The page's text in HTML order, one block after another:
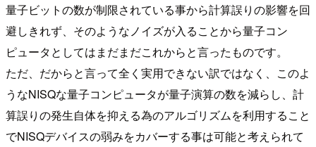
量子ビットの数が制限されている事から計算誤りの影響を回
避しきれず、そのようなノイズが入ることから量子コン
ピュータとしてはまだまだこれからと言ったものです。
ただ、だからと言って全く実用できない訳ではなく、このよ
うなNISQな量子コンピュータが量子演算の数を減らし、計
算誤りの発生自体を抑える為のアルゴリズムを利用すること
でNISQデバイスの弱みをカバーする事は可能と考えられて